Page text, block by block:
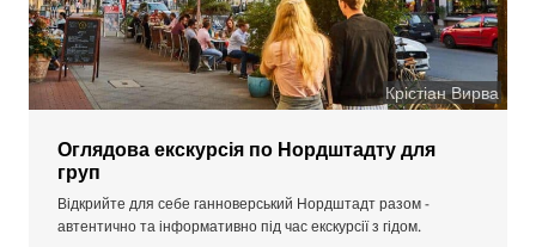
Крістіан Вирва
Оглядова екскурсія по Нордштадту для
груп
Відкрийте для себе ганноверський Нордштадт разом -
автентично та інформативно під час екскурсії з гідом.